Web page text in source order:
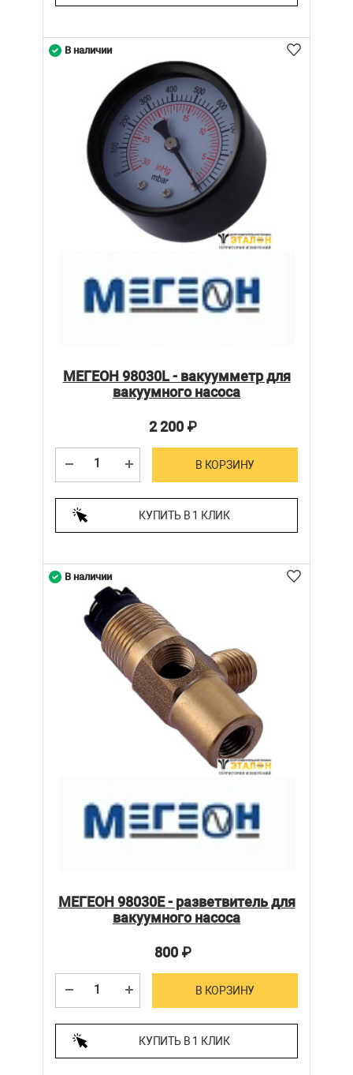
МЕГЕОН 98030L - вакуумметр для
вакуумного насоса
2 200₽
В КОРЗИНУ
КУПИТЬ В 1 КЛИК
В наличии
МЕГЕОН 98030E - разветвитель для
вакуумного насоса
800₽
В КОРЗИНУ
КУПИТЬ В 1 КЛИК
В наличии